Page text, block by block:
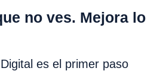
no ves. Mejora lo
es el primer paso